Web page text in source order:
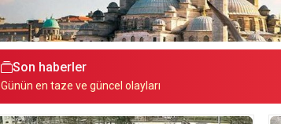
Son haberler
Günün en taze ve güncel olayları